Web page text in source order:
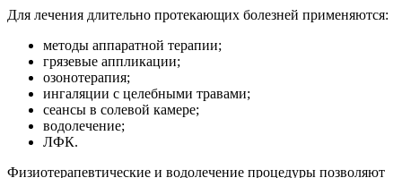
Для лечения длительно протекающих болезней применяются:
методы аппаратной терапии;
грязевые аппликации;
озонотерапия;
ингаляции с целебными травами;
сеансы в солевой камере;
водолечение;
ЛФК.
Физиотерапевтические и водолечение процедуры позволяют